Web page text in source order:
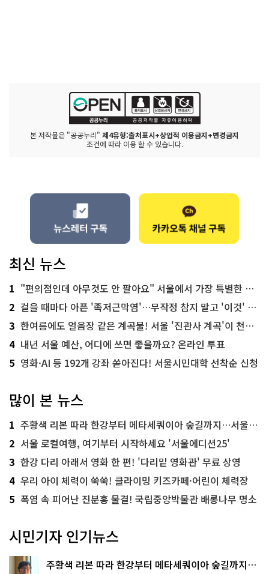
본 저작물은 "공공누리" 제4유형:출처표시+상업적 이용금지+변경금지
조건에 따라 이용 할 수 있습니다.
최신 뉴스
1 "편의점인데 아무것도 안 팔아요" 서울에서 가장 특별한 편의점의 정체
2 걸을 때마다 아픈 '족저근막염'…무작정 참지 말고 '이것' 해보세요!
3 한여름에도 얼음장 같은 계곡물! 서울 '진관사 계곡'이 천국이네~
4 내년 서울 예산, 어디에 쓰면 좋을까요? 온라인 투표
5 영화·AI 등 192개 강좌 쏟아진다! 서울시민대학 선착순 신청
많이 본 뉴스
1 주황색 리본 따라 한강부터 메타세쿼이아 숲길까지…서울둘레길 15코스
2 서울 로컬여행, 여기부터 시작하세요 '서울에디션25'
3 한강 다리 아래서 영화 한 편! '다리밑 영화관' 무료 상영
4 우리 아이 체력이 쑥쑥! 클라이밍 키즈카페·어린이 체력장
5 폭염 속 피어난 진분홍 물결! 국립중앙박물관 배롱나무 명소
시민기자 인기뉴스
주황색 리본 따라 한강부터 메타세쿼이아 숲길까지…